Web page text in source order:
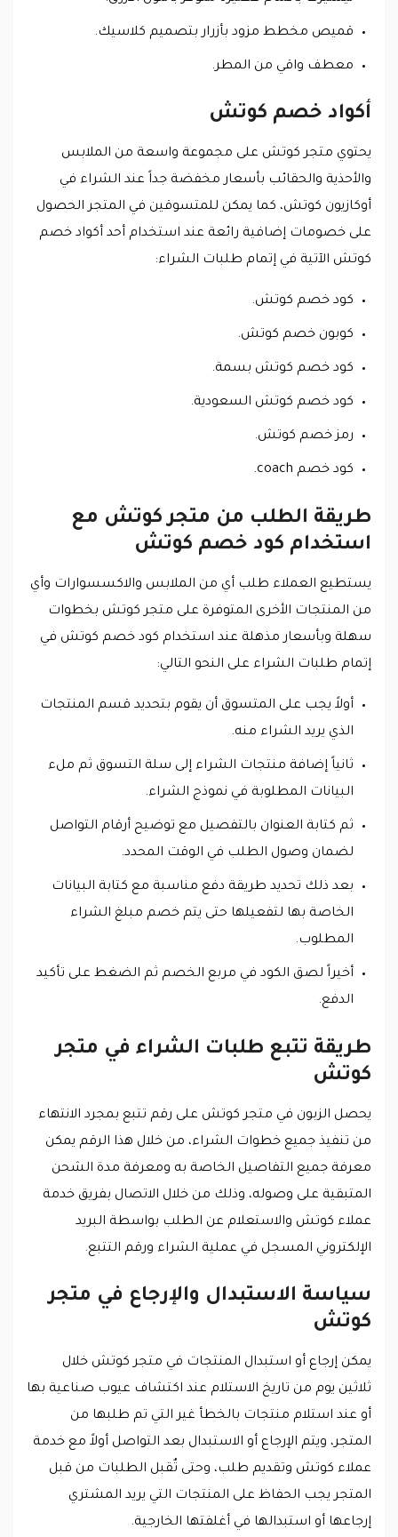
قميص مخطط مزود بأزرار بتصميم كلاسيك.
معطف واقي من المطر.
أكواد خصم كوتش
يحتوي متجر كوتش على مجموعة واسعة من الملابس
والأحذية والحقائب بأسعار مخفضة جداً عند الشراء في
أوكازيون كوتش، كما يمكن للمتسوقين في المتجر الحصول
على خصومات إضافية رائعة عند استخدام أحد أكواد خصم
كوتش الآتية في إتمام طلبات الشراء:
كود خصم كوتش.
كوبون خصم كوتش.
كود خصم كوتش بسمة.
كود خصم كوتش السعودية.
رمز خصم كوتش.
كود خصم coach.
طريقة الطلب من متجر كوتش مع
استخدام كود خصم كوتش
يستطيع العملاء طلب أي من الملابس والاكسسوارات وأي
من المنتجات الأخرى المتوفرة على متجر كوتش بخطوات
سهلة وبأسعار مذهلة عند استخدام كود خصم كوتش في
إتمام طلبات الشراء على النحو التالي:
أولاً يجب على المتسوق أن يقوم بتحديد قسم المنتجات
الذي يريد الشراء منه.
ثانياً إضافة منتجات الشراء إلى سلة التسوق ثم ملء
البيانات المطلوبة في نموذج الشراء.
ثم كتابة العنوان بالتفصيل مع توضيح أرقام التواصل
لضمان وصول الطلب في الوقت المحدد.
بعد ذلك تحديد طريقة دفع مناسبة مع كتابة البيانات
الخاصة بها لتفعيلها حتى يتم خصم مبلغ الشراء
المطلوب.
أخيراً لصق الكود في مربع الخصم ثم الضغط على تأكيد
الدفع.
طريقة تتبع طلبات الشراء في متجر
كوتش
يحصل الزبون في متجر كوتش على رقم تتبع بمجرد الانتهاء
من تنفيذ جميع خطوات الشراء، من خلال هذا الرقم يمكن
معرفة جميع التفاصيل الخاصة به ومعرفة مدة الشحن
المتبقية على وصوله، وذلك من خلال الاتصال بفريق خدمة
عملاء كوتش والاستعلام عن الطلب بواسطة البريد
الإلكتروني المسجل في عملية الشراء ورقم التتبع.
سياسة الاستبدال والإرجاع في متجر
كوتش
يمكن إرجاع أو استبدال المنتجات في متجر كوتش خلال
ثلاثين يوم من تاريخ الاستلام عند اكتشاف عيوب صناعية بها
أو عند استلام منتجات بالخطأ غير التي تم طلبها من
المتجر، ويتم الإرجاع أو الاستبدال بعد التواصل أولاً مع خدمة
عملاء كوتش وتقديم طلب، وحتى تٌقبل الطلبات من قبل
المتجر يجب الحفاظ على المنتجات التي يريد المشتري
إرجاعها أو استبدالها في أغلفتها الخارجية.